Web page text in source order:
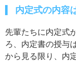
内定式の内容
先輩たちに内定式
ろ、内定書の授与
から見る限り、内